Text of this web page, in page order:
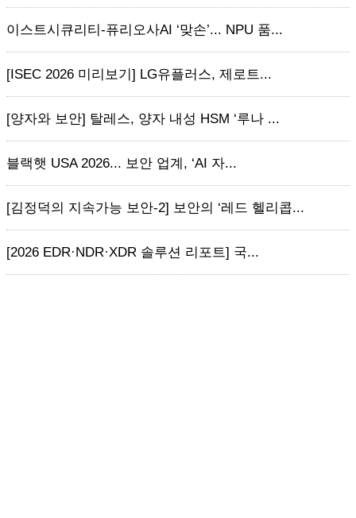
이스트시큐리티-퓨리오사AI ‘맞손’... NPU 품...
[ISEC 2026 미리보기] LG유플러스, 제로트...
[양자와 보안] 탈레스, 양자 내성 HSM ‘루나 ...
블랙햇 USA 2026... 보안 업계, ‘AI 자...
[김정덕의 지속가능 보안-2] 보안의 ‘레드 헬리콥...
[2026 EDR·NDR·XDR 솔루션 리포트] 국...